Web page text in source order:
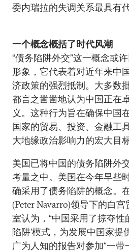
委内瑞拉的失调关系最具有
一个概念概括了时代风潮
“债务陷阱外交”这一概念或
形象，它代表着对近年来中
济政策的强烈抵制。大多数
都言之凿凿地认为中国正在
义。这种行为旨在确保中国
国家的贸易、投资、金融工
大地缘政治影响力的宏大目标
美国已将中国的债务陷阱外
考量之中。美国在今年早些
确采用了债务陷阱的概念。
(Peter Navarro)领导下的白
室认为，“中国采用了掠夺性
陷阱’模式，为发展中国家提
广为人知的报告对参加“一